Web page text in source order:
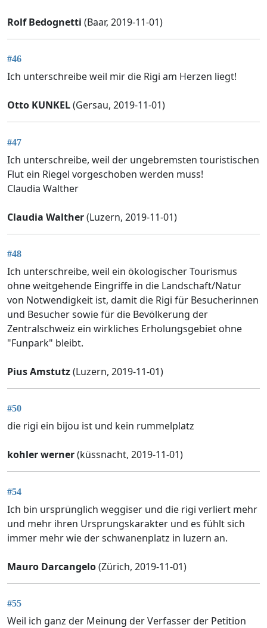
Rolf Bedognetti (Baar, 2019-11-01)
#46
Ich unterschreibe weil mir die Rigi am Herzen liegt!
Otto KUNKEL(Gersau, 2019-11-01)
#47
Ich unterschreibe, weil der ungebremsten touristischen
Flut ein Riegel vorgeschoben werden muss!
Claudia Walther
Claudia Walther(Luzern, 2019-11-01)
#48
Ich unterschreibe, weil ein ökologischer Tourismus
ohne weitgehende Eingriffe in die Landschaft/Natur
von Notwendigkeit ist, damit die Rigi für Besucherinnen
und Besucher sowie für die Bevölkerung der
Zentralschweiz ein wirkliches Erholungsgebiet ohne
"Funpark" bleibt.
Pius Amstutz(Luzern, 2019-11-01)
#50
die rigi ein bijou ist und kein rummelplatz
kohler werner(küssnacht, 2019-11-01)
#54
Ich bin ursprünglich weggiser und die rigi verliert mehr
und mehr ihren Ursprungskarakter und es fühlt sich
immer mehr wie der schwanenplatz in luzern an.
Mauro Darcangelo(Zürich, 2019-11-01)
#55
Weil ich ganz der Meinung der Verfasser der Petition